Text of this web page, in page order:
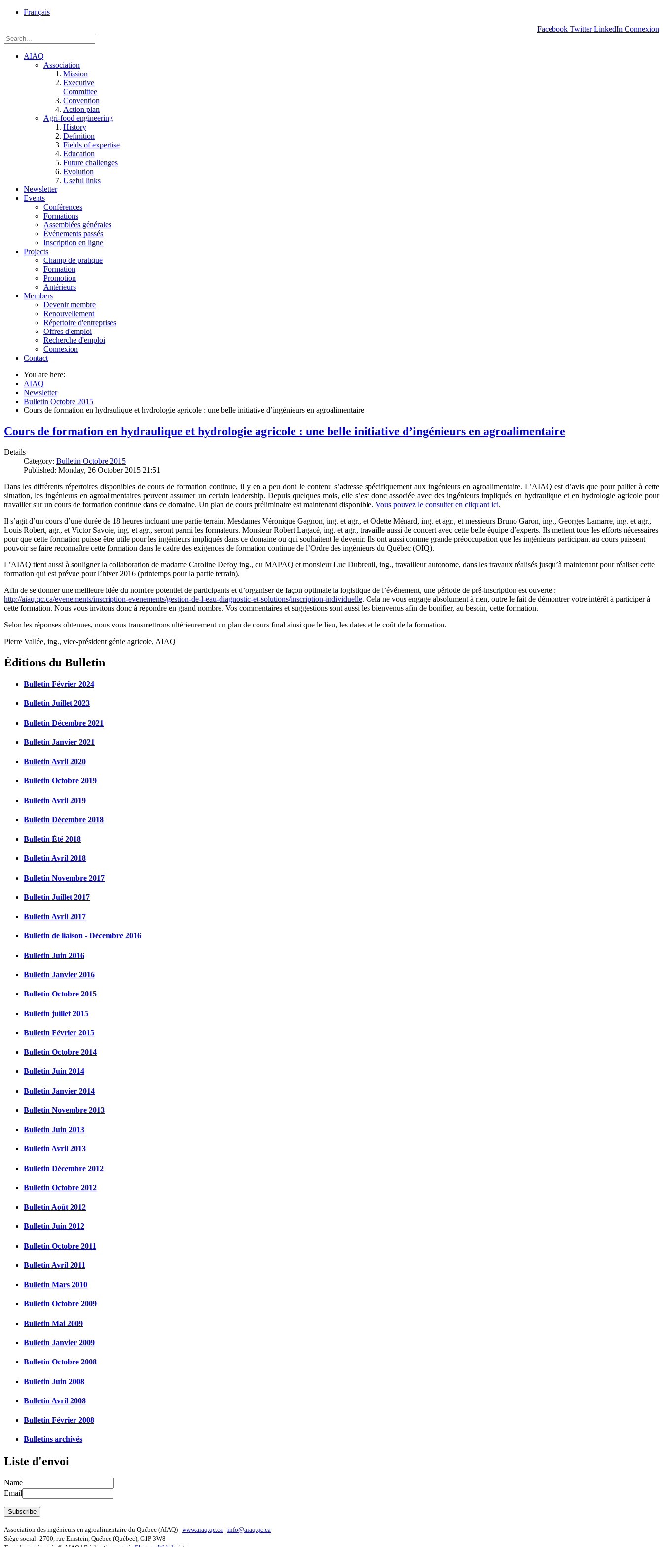
Français
Facebook Twitter LinkedIn Connexion
AIAQ
Association
Mission
Executive
Committee
Convention
Action plan
Agri-food engineering
History
Definition
Fields of expertise
Education
Future challenges
Evolution
Useful links
Newsletter
Events
Conférences
Formations
Assemblées générales
Événements passés
Inscription en ligne
Projects
Champ de pratique
Formation
Promotion
Antérieurs
Members
Devenir membre
Renouvellement
Répertoire d'entreprises
Offres d'emploi
Recherche d'emploi
Connexion
Contact
You are here:
AIAQ
Newsletter
Bulletin Octobre 2015
Cours de formation en hydraulique et hydrologie agricole : une belle initiative d’ingénieurs en agroalimentaire
Cours de formation en hydraulique et hydrologie agricole : une belle initiative d’ingénieurs en agroalimentaire
Details
Category: Bulletin Octobre 2015
Published: Monday, 26 October 2015 21:51
Dans les différents répertoires disponibles de cours de formation continue, il y en a peu dont le contenu s’adresse spécifiquement aux ingénieurs en agroalimentaire. L’AIAQ est d’avis que pour pallier à cette
situation, les ingénieurs en agroalimentaires peuvent assumer un certain leadership. Depuis quelques mois, elle s’est donc associée avec des ingénieurs impliqués en hydraulique et en hydrologie agricole pour
travailler sur un cours de formation continue dans ce domaine. Un plan de cours préliminaire est maintenant disponible. Vous pouvez le consulter en cliquant ici.
Il s’agit d’un cours d’une durée de 18 heures incluant une partie terrain. Mesdames Véronique Gagnon, ing. et agr., et Odette Ménard, ing. et agr., et messieurs Bruno Garon, ing., Georges Lamarre, ing. et agr.,
Louis Robert, agr., et Victor Savoie, ing. et agr., seront parmi les formateurs. Monsieur Robert Lagacé, ing. et agr., travaille aussi de concert avec cette belle équipe d’experts. Ils mettent tous les efforts nécessaires
pour que cette formation puisse être utile pour les ingénieurs impliqués dans ce domaine ou qui souhaitent le devenir. Ils ont aussi comme grande préoccupation que les ingénieurs participant au cours puissent
pouvoir se faire reconnaître cette formation dans le cadre des exigences de formation continue de l’Ordre des ingénieurs du Québec (OIQ).
L’AIAQ tient aussi à souligner la collaboration de madame Caroline Defoy ing., du MAPAQ et monsieur Luc Dubreuil, ing., travailleur autonome, dans les travaux réalisés jusqu’à maintenant pour réaliser cette
formation qui est prévue pour l’hiver 2016 (printemps pour la partie terrain).
Afin de se donner une meilleure idée du nombre potentiel de participants et d’organiser de façon optimale la logistique de l’événement, une période de pré-inscription est ouverte :
http://aiaq.qc.ca/evenements/inscription-evenements/gestion-de-l-eau-diagnostic-et-solutions/inscription-individuelle. Cela ne vous engage absolument à rien, outre le fait de démontrer votre intérêt à participer à
cette formation. Nous vous invitons donc à répondre en grand nombre. Vos commentaires et suggestions sont aussi les bienvenus afin de bonifier, au besoin, cette formation.
Selon les réponses obtenues, nous vous transmettrons ultérieurement un plan de cours final ainsi que le lieu, les dates et le coût de la formation.
Pierre Vallée, ing., vice-président génie agricole, AIAQ
Éditions du Bulletin
Bulletin Février 2024
Bulletin Juillet 2023
Bulletin Décembre 2021
Bulletin Janvier 2021
Bulletin Avril 2020
Bulletin Octobre 2019
Bulletin Avril 2019
Bulletin Décembre 2018
Bulletin Été 2018
Bulletin Avril 2018
Bulletin Novembre 2017
Bulletin Juillet 2017
Bulletin Avril 2017
Bulletin de liaison - Décembre 2016
Bulletin Juin 2016
Bulletin Janvier 2016
Bulletin Octobre 2015
Bulletin juillet 2015
Bulletin Février 2015
Bulletin Octobre 2014
Bulletin Juin 2014
Bulletin Janvier 2014
Bulletin Novembre 2013
Bulletin Juin 2013
Bulletin Avril 2013
Bulletin Décembre 2012
Bulletin Octobre 2012
Bulletin Août 2012
Bulletin Juin 2012
Bulletin Octobre 2011
Bulletin Avril 2011
Bulletin Mars 2010
Bulletin Octobre 2009
Bulletin Mai 2009
Bulletin Janvier 2009
Bulletin Octobre 2008
Bulletin Juin 2008
Bulletin Avril 2008
Bulletin Février 2008
Bulletins archivés
Liste d'envoi
Name
Email
Association des ingénieurs en agroalimentaire du Québec (AIAQ) | www.aiaq.qc.ca | info@aiaq.qc.ca
Siège social: 2700, rue Einstein, Québec (Québec), G1P 3W8
Einstein, Québec
G1P